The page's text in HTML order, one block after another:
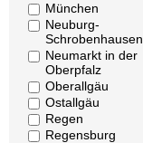
München
Neuburg-
Schrobenhausen
Neumarkt in der
Oberpfalz
Oberallgäu
Ostallgäu
Regen
Regensburg